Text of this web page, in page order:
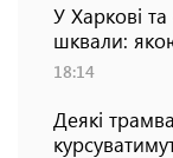
У Харкові
шквали:
18:14
Деякі